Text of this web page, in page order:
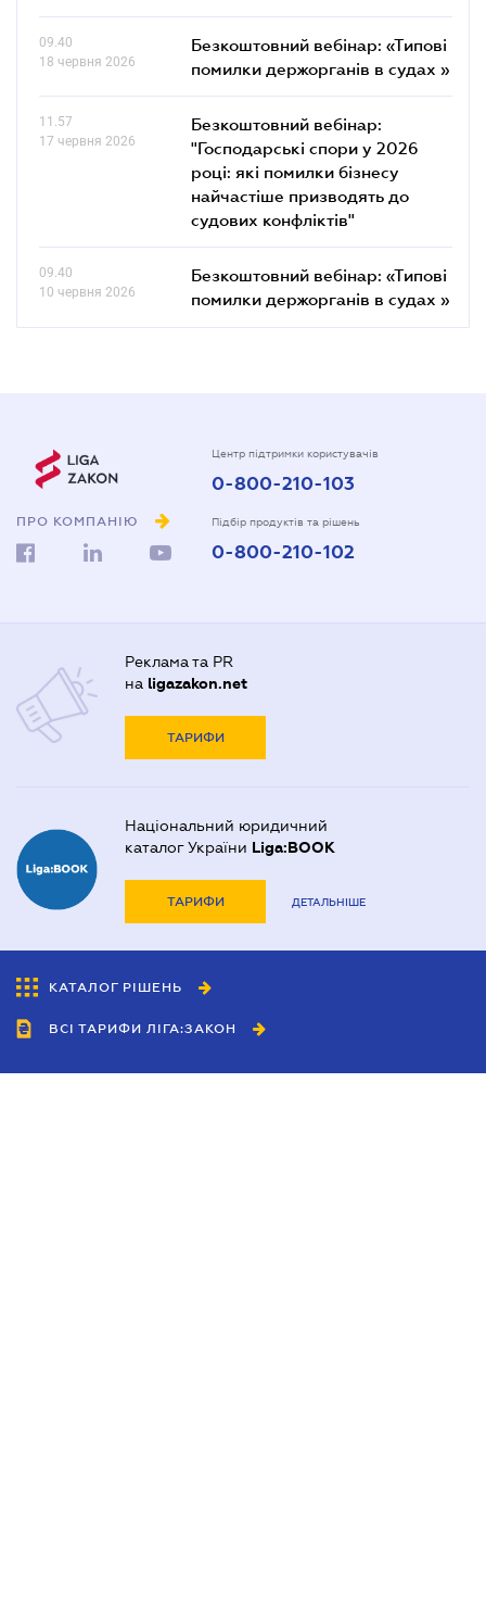
09.40
18 червня 2026
Безкоштовний вебінар: «Типові
помилки держорганів в судах »
11.57
17 червня 2026
Безкоштовний вебінар:
"Господарські спори у 2026
році: які помилки бізнесу
найчастіше призводять до
судових конфліктів"
09.40
10 червня 2026
Безкоштовний вебінар: «Типові
помилки держорганів в судах »
ПРО КОМПАНІЮ
Центр підтримки користувачів
0-800-210-103
Підбір продуктів та рішень
0-800-210-102
Реклама та PR
на ligazakon.net
ТАРИФИ
Національний юридичний
каталог України Liga:BOOK
ТАРИФИ ДЕТАЛЬНІШЕ
КАТАЛОГ РІШЕНЬ
ВСІ ТАРИФИ ЛІГА:ЗАКОН